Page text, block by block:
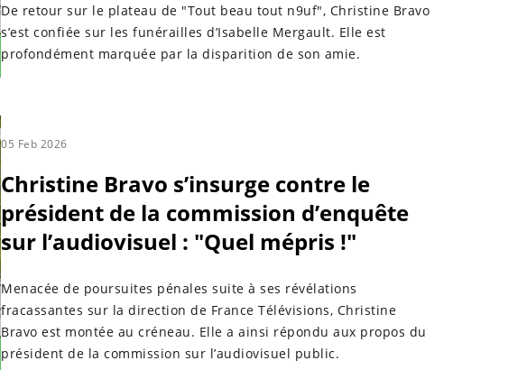
De retour sur le plateau de "Tout beau tout n9uf", Christine Bravo
s’est confiée sur les funérailles d’Isabelle Mergault. Elle est
profondément marquée par la disparition de son amie.
05 Feb 2026
Christine Bravo s’insurge contre le
président de la commission d’enquête
sur l’audiovisuel : "Quel mépris !"
Menacée de poursuites pénales suite à ses révélations
fracassantes sur la direction de France Télévisions, Christine
Bravo est montée au créneau. Elle a ainsi répondu aux propos du
président de la commission sur l’audiovisuel public.